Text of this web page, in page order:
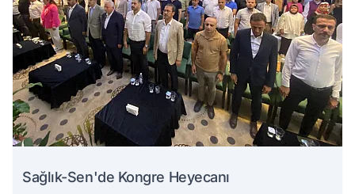
Sağlık-Sen'de Kongre Heyecanı